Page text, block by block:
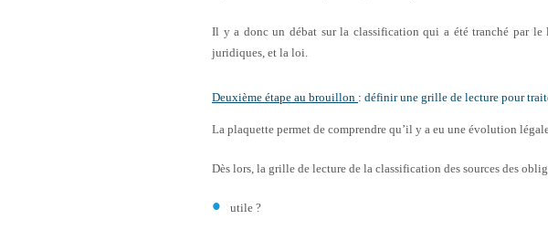
Il y a donc un débat sur la classification qui a été tranché par
juridiques, et la loi.
Deuxième étape au brouillon : définir une grille de lecture pour
La plaquette permet de comprendre qu’il y a eu une évolution
Dès lors, la grille de lecture de la classification des sources des
utile ?